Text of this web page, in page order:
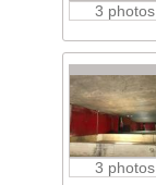
3 photos
3 photos